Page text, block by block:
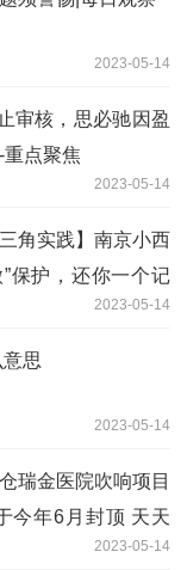
2023-05-14
审核，思必驰因盈
点聚焦
2023-05-14
角实践】南京小西
保护，还你一个记
2023-05-14
思
2023-05-14
瑞金医院吹响项目
今年6月封顶 天天
2023-05-14